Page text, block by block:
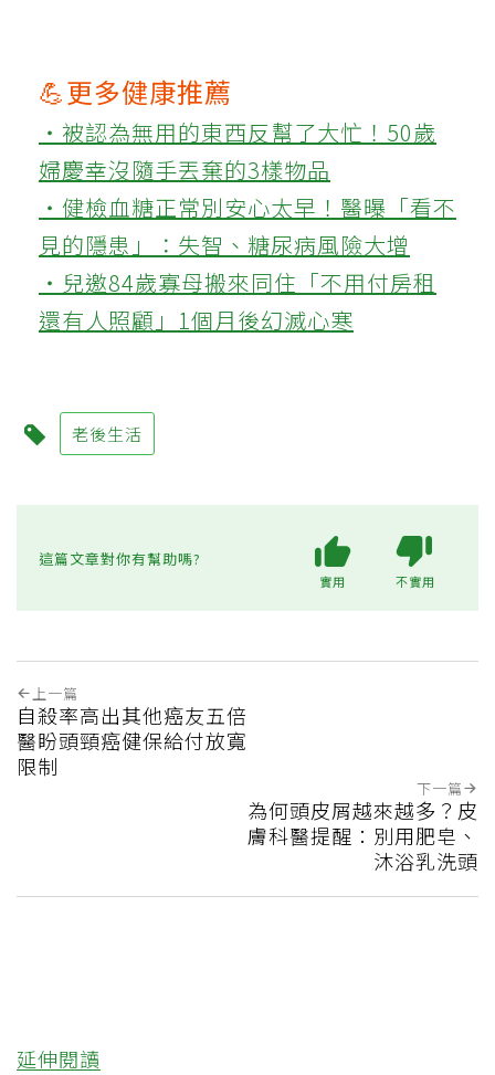
💪更多健康推薦
‧被認為無用的東西反幫了大忙！50歲
婦慶幸沒隨手丟棄的3樣物品
‧健檢血糖正常別安心太早！醫曝「看不
見的隱患」：失智、糖尿病風險大增
‧兒邀84歲寡母搬來同住「不用付房租
還有人照顧」1個月後幻滅心寒
老後生活
這篇文章對你有幫助嗎?
實用 不實用
上一篇
自殺率高出其他癌友五倍
醫盼頭頸癌健保給付放寬
限制
下一篇
為何頭皮屑越來越多？皮
膚科醫提醒：別用肥皂、
沐浴乳洗頭
延伸閱讀